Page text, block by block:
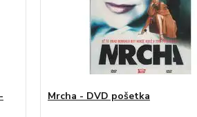
Mrcha - DVD pošetka